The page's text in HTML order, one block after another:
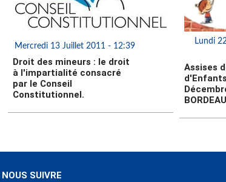
Mercredi 13 Juillet 2011 - 12:39
Droit des mineurs : le droit
à l'impartialité consacré
par le Conseil
Constitutionnel.
Lundi
Assises
NOUS SUIVRE